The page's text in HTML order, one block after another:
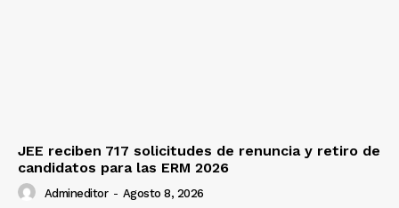
JEE reciben 717 solicitudes de renuncia y retiro de
candidatos para las ERM 2026
Admineditor - Agosto 8, 2026